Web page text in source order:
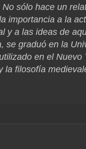
sólo hace un
importancia a la
y a las ideas de
se graduó en la
en el
la filosofía